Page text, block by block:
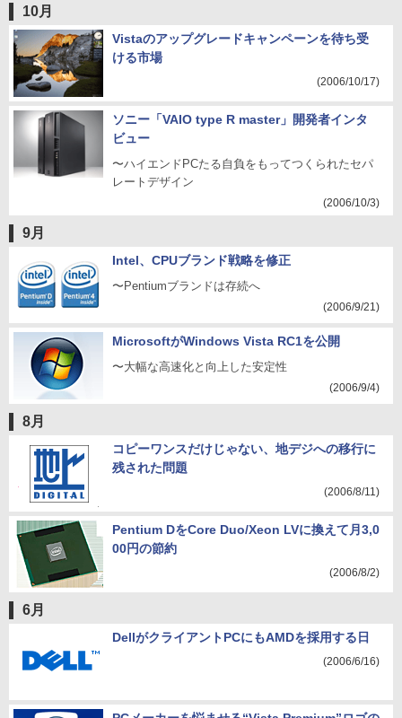
10月
Vistaのアップグレードキャンペーンを待ち受
ける市場
(2006/10/17)
ソニー「VAIO type R master」開発者インタ
ビュー
〜ハイエンドPCたる自負をもってつくられたセパ
レートデザイン
(2006/10/3)
9月
Intel、CPUブランド戦略を修正
〜Pentiumブランドは存続へ
(2006/9/21)
MicrosoftがWindows Vista RC1を公開
〜大幅な高速化と向上した安定性
(2006/9/4)
8月
コピーワンスだけじゃない、地デジへの移行に
残された問題
(2006/8/11)
Pentium DをCore Duo/Xeon LVに換えて月3,0
00円の節約
(2006/8/2)
6月
DellがクライアントPCにもAMDを採用する日
(2006/6/16)